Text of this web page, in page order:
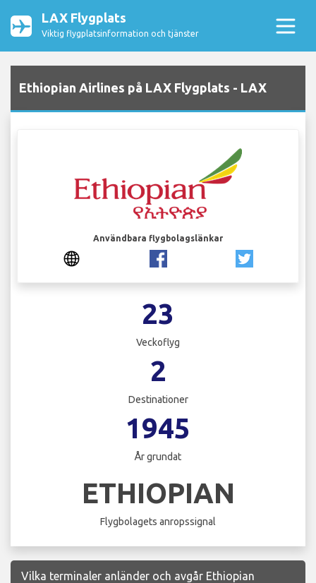
LAX Flygplats
Viktig flygplatsinformation och tjänster
Ethiopian Airlines på LAX Flygplats - LAX
Användbara flygbolagslänkar
23
Veckoflyg
2
Destinationer
1945
År grundat
ETHIOPIAN
Flygbolagets anropssignal
Vilka terminaler anländer och avgår Ethiopian